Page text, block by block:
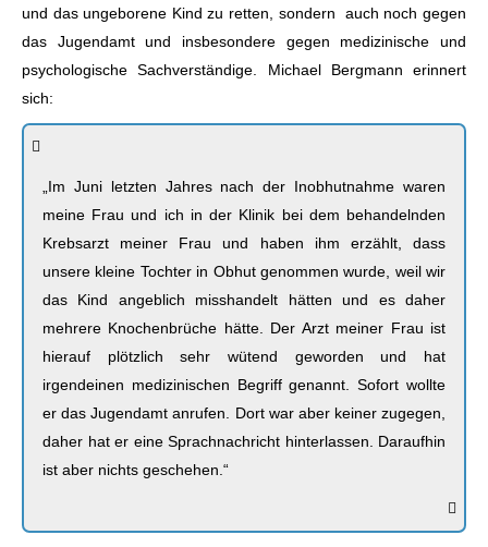
und das ungeborene Kind zu retten, sondern auch noch gegen
das Jugendamt und insbesondere gegen medizinische und
psychologische Sachverständige. Michael Bergmann erinnert
sich:
„Im Juni letzten Jahres nach der Inobhutnahme waren
meine Frau und ich in der Klinik bei dem behandelnden
Krebsarzt meiner Frau und haben ihm erzählt, dass
unsere kleine Tochter in Obhut genommen wurde, weil wir
das Kind angeblich misshandelt hätten und es daher
mehrere Knochenbrüche hätte. Der Arzt meiner Frau ist
hierauf plötzlich sehr wütend geworden und hat
irgendeinen medizinischen Begriff genannt. Sofort wollte
er das Jugendamt anrufen. Dort war aber keiner zugegen,
daher hat er eine Sprachnachricht hinterlassen. Daraufhin
ist aber nichts geschehen.“